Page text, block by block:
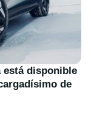
está disponible
de